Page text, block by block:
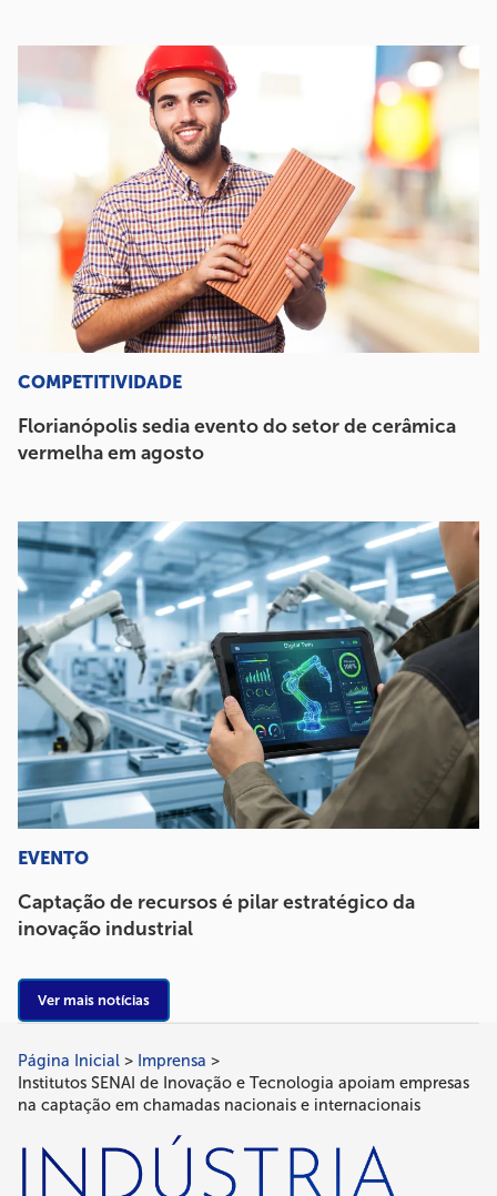
COMPETITIVIDADE
Florianópolis sedia evento do setor de cerâmica
vermelha em agosto
EVENTO
Captação de recursos é pilar estratégico da
inovação industrial
Ver mais notícias
Trilha
de
navegação
Página Inicial
Imprensa
Institutos SENAI de Inovação e Tecnologia apoiam empresas
na captação em chamadas nacionais e internacionais